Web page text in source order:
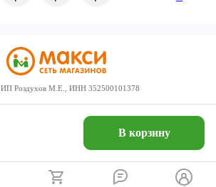
В корзину
ИП Роздухов М.Е., ИНН 352500101378